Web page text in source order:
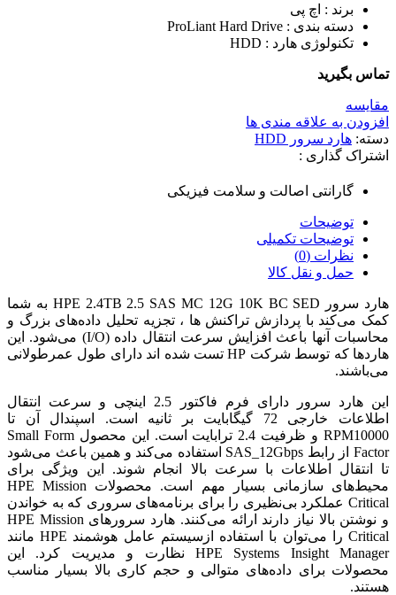
برند : اچ پی
دسته بندی : ProLiant Hard Drive
تکنولوژی هارد : HDD
تماس بگیرید
مقایسه
افزودن به علاقه مندی ها
دسته: هارد سرور HDD
اشتراک گذاری :
گارانتی اصالت و سلامت فیزیکی
توضیحات
توضیحات تکمیلی
نظرات (0)
حمل و نقل کالا
هارد سرور HPE 2.4TB 2.5 SAS MC 12G 10K BC SED به شما
کمک می‌کند با پردازش تراکنش ها ، تجزیه تحلیل داده‌های بزرگ و
محاسبات آنها باعث افزایش سرعت انتقال داده (I/O) می‌شود. این
هاردها که توسط شرکت HP تست شده اند دارای طول عمرطولانی
می‌باشند.
این هارد سرور دارای فرم فاکتور 2.5 اینچی و سرعت انتقال
اطلاعات خارجی 72 گیگابایت بر ثانیه است. اسپندال آن تا
RPM10000 و ظرفیت 2.4 ترابایت است. این محصول Small Form
Factor از رابط SAS_12Gbps استفاده می‌کند و همین باعث می‌شود
تا انتقال اطلاعات با سرعت بالا انجام شوند. این ویژگی برای
محیط‌های سازمانی بسیار مهم است. محصولات HPE Mission
Critical عملکرد بی‌نظیری را برای برنامه‌های سروری که به خواندن
و نوشتن بالا نیاز دارند ارائه می‌کنند. هارد سرورهای HPE Mission
Critical را می‌توان با استفاده ازسیستم عامل هوشمند HPE مانند
HPE Systems Insight Manager نظارت و مدیریت کرد. این
محصولات برای داده‌های متوالی و حجم کاری بالا بسیار مناسب
هستند.